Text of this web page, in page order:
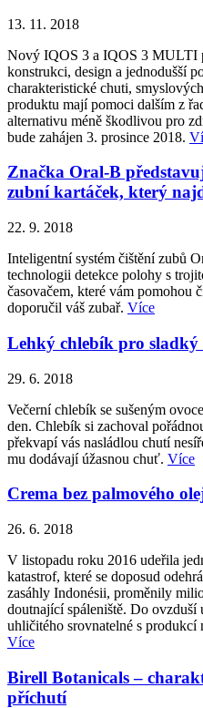
13. 11. 2018
Nový IQOS 3 a IQOS 3 MULTI
konstrukci, design a jednodušší
charakteristické chuti,
produktu mají pomoci dalším z
alternativu méně škodlivou pro
bude zahájen 3. prosince 2018.
Značka Oral-B
zubní kartáček, který
22. 9. 2018
Inteligentní systém čištění zubů
technologii detekce polohy s
časovačem, které vám pomohou
doporučil váš zubař. Více
Lehký chlebík pro sladký
29. 6. 2018
Večerní chlebík se sušeným
den. Chlebík si zachoval
překvapí vás nasládlou chutí
mu dodávají úžasnou chuť. Více
Crema bez palmového
26. 6. 2018
V listopadu roku 2016 udeřila
katastrof, které se doposud
zasáhly Indonésii, proměnily
doutnající spáleniště. Do
uhličitého srovnatelné s
Více
Birell Botanicals –
příchutí